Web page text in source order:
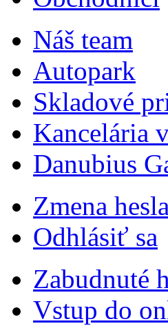
Náš team
Autopark
Skladové
Kancelária
Danubius
Zmena hesla
Odhlásiť sa
Zabudnuté
Vstup do